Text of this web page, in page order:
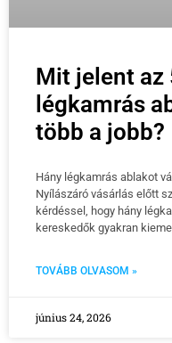
Mit jelent az
légkamrás
több a jobb?
Hány légkamrás ablakot
Nyílászáró vásárlás előtt
kérdéssel, hogy hány
kereskedők gyakran
TOVÁBB OLVASOM »
június 24, 2026